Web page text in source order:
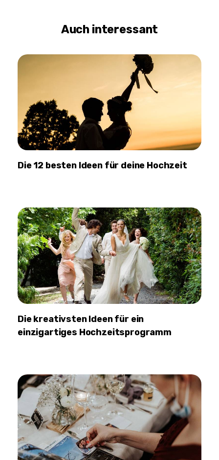
Auch interessant
Die 12 besten Ideen für deine Hochzeit
Die kreativsten Ideen für ein
einzigartiges Hochzeitsprogramm